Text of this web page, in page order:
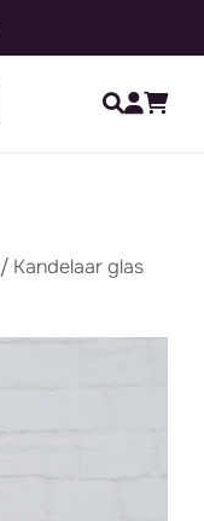
/ Kandelaar glas